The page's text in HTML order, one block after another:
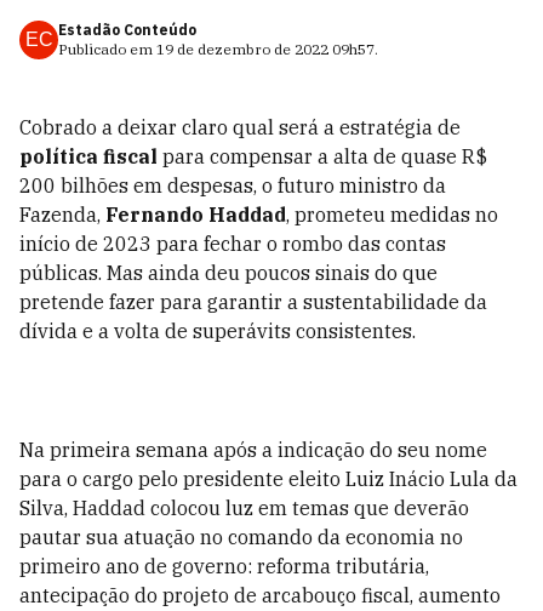
EC Estadão Conteúdo
Publicado em 19 de dezembro de 2022 09h57.
Cobrado a deixar claro qual será a estratégia de
política fiscal para compensar a alta de quase R$
200 bilhões em despesas, o futuro ministro da
Fazenda, Fernando Haddad, prometeu medidas no
início de 2023 para fechar o rombo das contas
públicas. Mas ainda deu poucos sinais do que
pretende fazer para garantir a sustentabilidade da
dívida e a volta de superávits consistentes.
Na primeira semana após a indicação do seu nome
para o cargo pelo presidente eleito Luiz Inácio Lula da
Silva, Haddad colocou luz em temas que deverão
pautar sua atuação no comando da economia no
primeiro ano de governo: reforma tributária,
antecipação do projeto de arcabouço fiscal, aumento